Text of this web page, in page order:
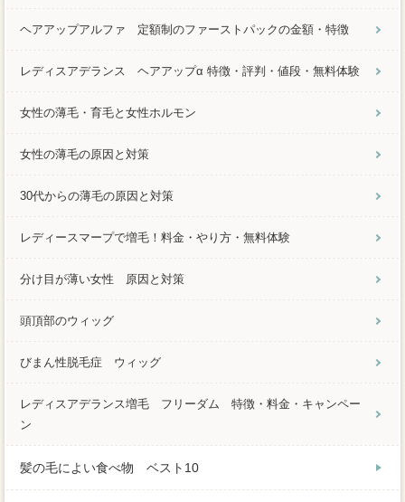
ヘアアップアルファ 定額制のファーストパックの金額・特徴
レディスアデランス ヘアアップα 特徴・評判・値段・無料体験
女性の薄毛・育毛と女性ホルモン
女性の薄毛の原因と対策
30代からの薄毛の原因と対策
レディースマープで増毛！料金・やり方・無料体験
分け目が薄い女性 原因と対策
頭頂部のウィッグ
びまん性脱毛症 ウィッグ
レディスアデランス増毛 フリーダム 特徴・料金・キャンペー
ン
髪の毛によい食べ物 ベスト10